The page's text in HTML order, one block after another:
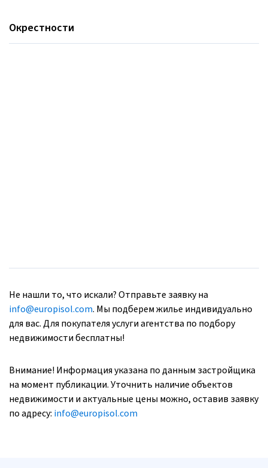
Окрестности
Не нашли то, что искали? Отправьте заявку на
info@europisol.com. Мы подберем жилье индивидуально
для вас. Для покупателя услуги агентства по подбору
недвижимости бесплатны!
Внимание! Информация указана по данным застройщика
на момент публикации. Уточнить наличие объектов
недвижимости и актуальные цены можно, оставив заявку
по адресу: info@europisol.com